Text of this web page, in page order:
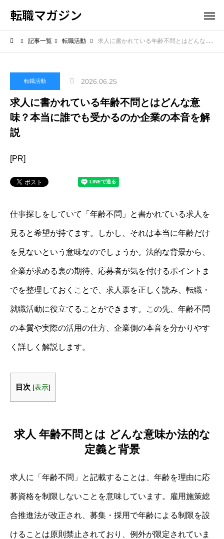
転職マガジン
記事一覧 転職活動 求人に書かれている年齢不問とはどんな意味？本当に誰でも受かるのか企業の本音を解説
転職活動 2026.06.25
求人に書かれている年齢不問とはどんな意
味？本当に誰でも受かるのか企業の本音を解
説
[PR]
仕事探しをしていて「年齢不問」と書かれている求人を
見ると希望が持てます。しかし、それは本当に年齢だけ
を見ないという意味なのでしょうか。法的な背景から、
企業が求める裏の期待、応募者が気を付けるポイントま
でを整理しておくことで、求人票を正しく読み、転職・
就職活動に役立てることができます。この先、年齢不問
の本質や実際の活用の仕方、企業側の本音を分かりやす
く詳しく解説します。
目次 [表示]
求人 年齢不問とは どんな意味か法的な
定義と背景
求人に「年齢不問」と記載することは、年齢を理由に応
募資格を制限しないことを意味しています。雇用施策総
合推進法が改正され、募集・採用で年齢による制限を設
けることは原則禁止されており、例外が限定されていま